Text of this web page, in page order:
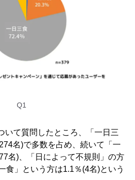
Q1
いて質問したところ、「一日三
名)で多数を占め、続いて「一
名)、「日によって不規則」の方
食」という方は1.1％(4名)という